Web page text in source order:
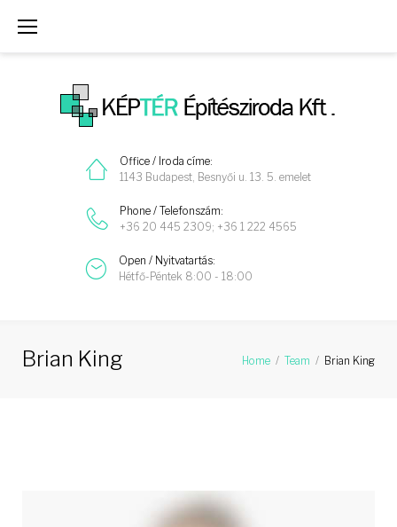
Office / Iroda címe:
1143 Budapest, Besnyői u. 13. 5. emelet
Phone / Telefonszám:
+36 20 445 2309; +36 1 222 4565
Open / Nyitvatartás:
Hétfő-Péntek 8:00 - 18:00
Brian King Home / Team / Brian King